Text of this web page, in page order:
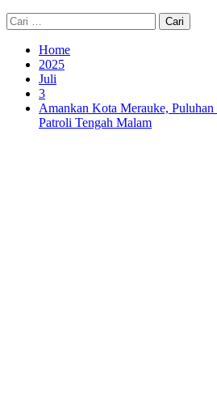
Cari
untuk:
Home
2025
Juli
3
Amankan Kota Merauke,
Patroli Tengah Malam